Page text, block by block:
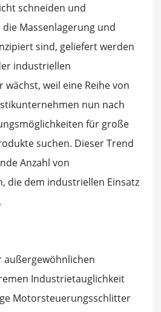
schneiden und
Massenlagerung und
sind, geliefert werden
industriellen
weil eine Reihe von
nun nach
für große
suchen. Dieser Trend
Anzahl von
die dem industriellen Einsatz
außergewöhnlichen
Industrietauglichkeit
Motorsteuerungsschlitter